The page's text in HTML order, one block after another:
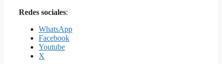
Redes sociales:
WhatsApp
Facebook
Youtube
X